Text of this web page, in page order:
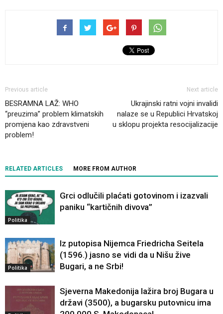
Previous article
BESRAMNA LAŽ: WHO
“preuzima” problem klimatskih
promjena kao zdravstveni
problem!
Next article
Ukrajinski ratni vojni invalidi
nalaze se u Republici Hrvatskoj
u sklopu projekta resocijalizacije
RELATED ARTICLES MORE FROM AUTHOR
Politika
Grci odlučili plaćati gotovinom i izazvali
paniku “kartičnih divova”
Politika
Iz putopisa Nijemca Friedricha Seitela
(1596.) jasno se vidi da u Nišu žive
Bugari, a ne Srbi!
Sjeverna Makedonija lažira broj Bugara u
državi (3500), a bugarsku putovnicu ima